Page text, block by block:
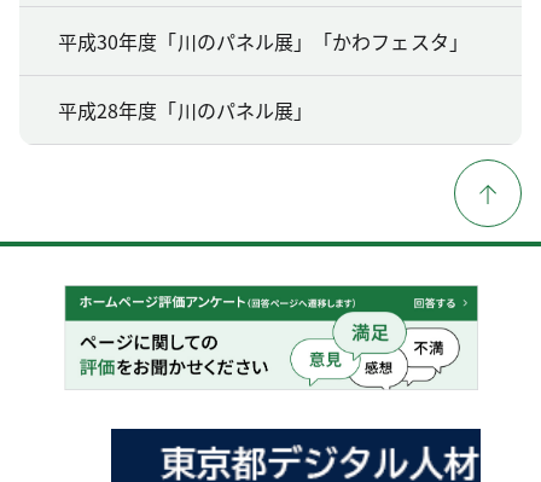
平成30年度「川のパネル展」「かわフェスタ」
平成28年度「川のパネル展」